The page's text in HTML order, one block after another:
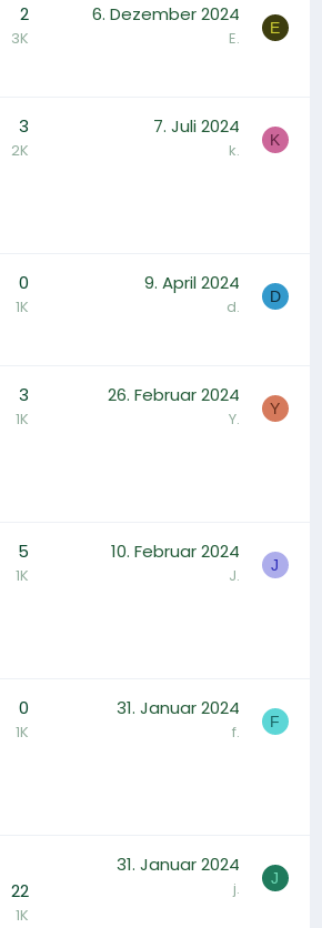
2
3K
6. Dezember 2024
E. E
3
2K
7. Juli 2024
k. K
0
1K
9. April 2024
d. D
3
1K
26. Februar 2024
Y. Y
5
1K
10. Februar 2024
J. J
0
1K
31. Januar 2024
f. F
22
1K
31. Januar 2024
j. J